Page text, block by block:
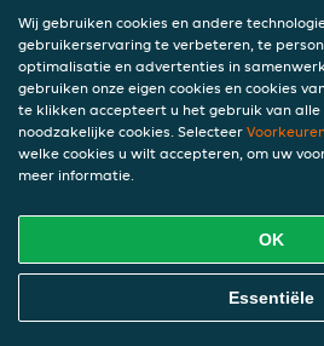
Wij gebruiken cookies en andere
gebruikerservaring te verbeteren, te
optimalisatie en advertenties in
gebruiken onze eigen cookies en cookies
te klikken accepteert u het gebruik van
noodzakelijke cookies. Selecteer
welke cookies u wilt accepteren, om uw
meer informatie.
OK
Essentiële